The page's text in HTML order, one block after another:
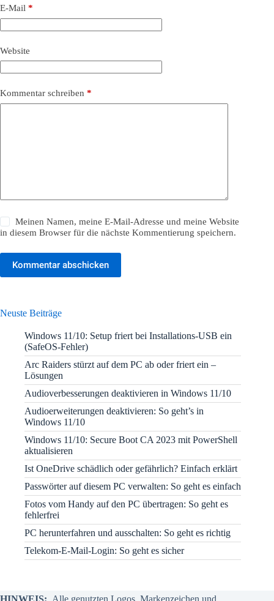
E-Mail *
Website
Kommentar schreiben *
Meinen Namen, meine E-Mail-Adresse und meine Website
in diesem Browser für die nächste Kommentierung speichern.
Kommentar abschicken
Neuste Beiträge
Windows 11/10: Setup friert bei Installations-USB ein
(SafeOS-Fehler)
Arc Raiders stürzt auf dem PC ab oder friert ein –
Lösungen
Audioverbesserungen deaktivieren in Windows 11/10
Audioerweiterungen deaktivieren: So geht’s in
Windows 11/10
Windows 11/10: Secure Boot CA 2023 mit PowerShell
aktualisieren
Ist OneDrive schädlich oder gefährlich? Einfach erklärt
Passwörter auf diesem PC verwalten: So geht es einfach
Fotos vom Handy auf den PC übertragen: So geht es
fehlerfrei
PC herunterfahren und ausschalten: So geht es richtig
Telekom-E-Mail-Login: So geht es sicher